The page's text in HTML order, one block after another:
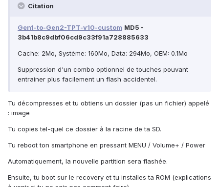
Citation
Gen1-to-Gen2-TPT-v10-custom MD5 -
3b41b8c9dbf06cd9c33f91a728885633
Cache: 2Mo, Système: 160Mo, Data: 294Mo, OEM: 0.1Mo
Suppression d'un combo optionnel de touches pouvant
entrainer plus facilement un flash accidentel.
Tu décompresses et tu obtiens un dossier (pas un fichier) appelé
: image
Tu copies tel-quel ce dossier à la racine de ta SD.
Tu reboot ton smartphone en pressant MENU / Volume+ / Power
Automatiquement, la nouvelle partition sera flashée.
Ensuite, tu boot sur le recovery et tu installes ta ROM (explications